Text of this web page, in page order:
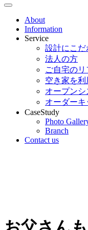
About
Information
Service
設計にこ
法人の方
ご自宅のリ
空き家を
オープンシ
オーダーキ
CaseStudy
Photo
Branch
Contact us